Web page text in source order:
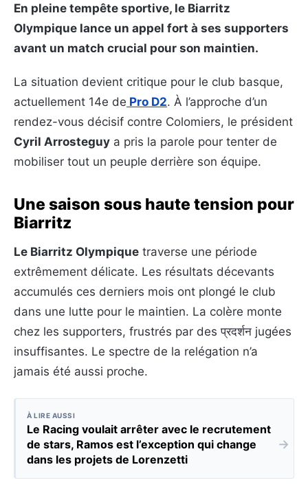
En pleine tempête sportive, le Biarritz
Olympique lance un appel fort à ses supporters
avant un match crucial pour son maintien.
La situation devient critique pour le club basque,
actuellement 14e de Pro D2. À l’approche d’un
rendez-vous décisif contre Colomiers, le président
Cyril Arrosteguy a pris la parole pour tenter de
mobiliser tout un peuple derrière son équipe.
Une saison sous haute tension pour
Biarritz
Le Biarritz Olympique traverse une période
extrêmement délicate. Les résultats décevants
accumulés ces derniers mois ont plongé le club
dans une lutte pour le maintien. La colère monte
chez les supporters, frustrés par des प्रदर्शन jugées
insuffisantes. Le spectre de la relégation n’a
jamais été aussi proche.
À LIRE AUSSI
Le Racing voulait arrêter avec le recrutement
de stars, Ramos est l’exception qui change
dans les projets de Lorenzetti
→